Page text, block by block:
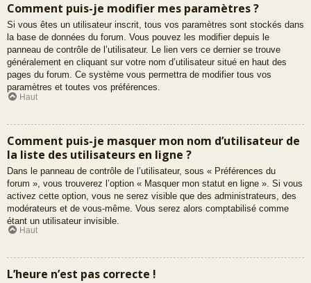
Comment puis-je modifier mes paramètres ?
Si vous êtes un utilisateur inscrit, tous vos paramètres sont stockés dans
la base de données du forum. Vous pouvez les modifier depuis le
panneau de contrôle de l’utilisateur. Le lien vers ce dernier se trouve
généralement en cliquant sur votre nom d’utilisateur situé en haut des
pages du forum. Ce système vous permettra de modifier tous vos
paramètres et toutes vos préférences.
Haut
Comment puis-je masquer mon nom d’utilisateur de
la liste des utilisateurs en ligne ?
Dans le panneau de contrôle de l’utilisateur, sous « Préférences du
forum », vous trouverez l’option « Masquer mon statut en ligne ». Si vous
activez cette option, vous ne serez visible que des administrateurs, des
modérateurs et de vous-même. Vous serez alors comptabilisé comme
étant un utilisateur invisible.
Haut
L’heure n’est pas correcte !